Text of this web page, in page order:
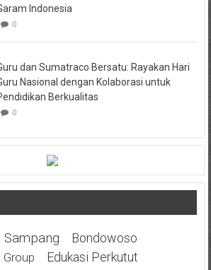
Indonesia
0
dan Sumatraco Bersatu: Rayakan Hari
Nasional dengan Kolaborasi untuk
Berkualitas
0
Sampang Bondowoso
Edukasi Perkutut